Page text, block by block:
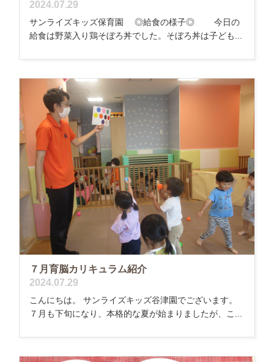
2024.07.29
サンライズキッズ保育園 ◎給食の様子◎ 今日の
給食は野菜入り鶏そぼろ丼でした。そぼろ丼は子ども...
７月育脳カリキュラム紹介
2024.07.29
こんにちは。 サンライズキッズ谷津園でございます。
７月も下旬になり、本格的な夏が始まりましたが、こ...